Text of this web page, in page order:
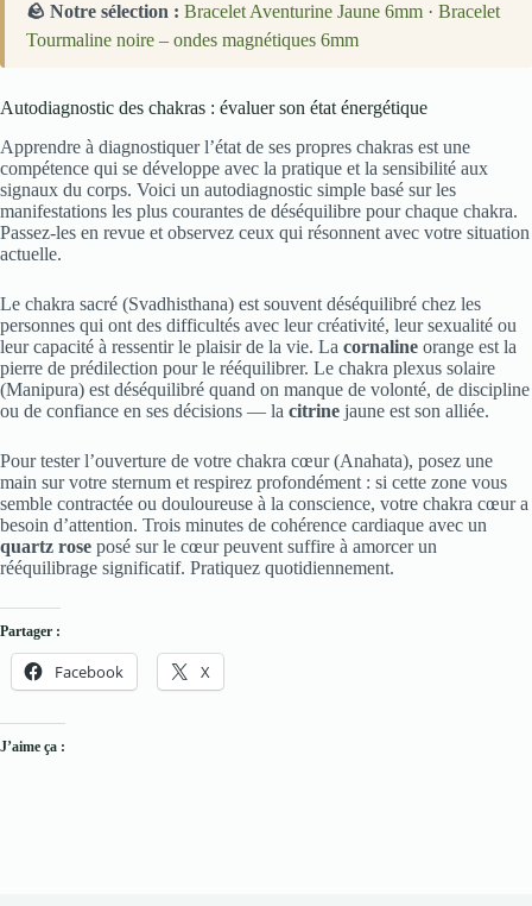
🪨 Notre sélection : Bracelet Aventurine Jaune 6mm · Bracelet
Tourmaline noire – ondes magnétiques 6mm
Autodiagnostic des chakras : évaluer son état énergétique
Apprendre à diagnostiquer l’état de ses propres chakras est une
compétence qui se développe avec la pratique et la sensibilité aux
signaux du corps. Voici un autodiagnostic simple basé sur les
manifestations les plus courantes de déséquilibre pour chaque chakra.
Passez-les en revue et observez ceux qui résonnent avec votre situation
actuelle.
Le chakra sacré (Svadhisthana) est souvent déséquilibré chez les
personnes qui ont des difficultés avec leur créativité, leur sexualité ou
leur capacité à ressentir le plaisir de la vie. La cornaline orange est la
pierre de prédilection pour le rééquilibrer. Le chakra plexus solaire
(Manipura) est déséquilibré quand on manque de volonté, de discipline
ou de confiance en ses décisions — la citrine jaune est son alliée.
Pour tester l’ouverture de votre chakra cœur (Anahata), posez une
main sur votre sternum et respirez profondément : si cette zone vous
semble contractée ou douloureuse à la conscience, votre chakra cœur a
besoin d’attention. Trois minutes de cohérence cardiaque avec un
quartz rose posé sur le cœur peuvent suffire à amorcer un
rééquilibrage significatif. Pratiquez quotidiennement.
Partager :
Facebook X
J’aime ça :